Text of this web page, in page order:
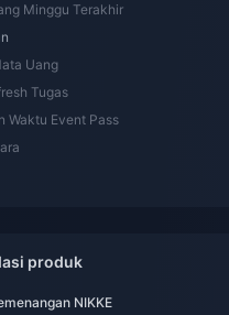
Minggu Terakhir
Uang
Tugas
Waktu Event Pass
produk
NIKKE